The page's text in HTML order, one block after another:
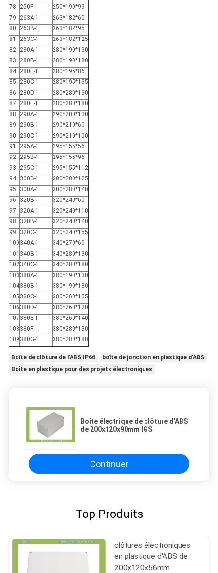
78
250F-1
250*190*99
79
263A-1
263*182*60
80
263B-1
263*182*95
81
263C-1
263*182*125
82
280A-1
280*190*130
83
280B-1
280*190*180
84
280E-1
280*195*86
85
280C-1
280*195*135
86
280D-1
280*280*130
87
280E-1
280*280*180
88
290A-1
290*200*130
89
290B-1
290*210*60
90
290C-1
290*210*100
91
295A-1
295*155*56
92
295B-1
295*155*96
93
295C-1
295*155*112
94
300B-1
300*200*125
95
300A-1
300*280*140
96
320B-1
320*240*60
97
320A-1
320*240*110
98
320B-1
320*240*140
99
320C-1
320*240*155
100 340A-1
340*270*60
101 340B-1
340*280*130
102 340C-1
340*280*180
103 380A-1
380*190*130
104380B-1
380*190*180
105 380C-1
380*260*105
106 380D-1
380*260*120
107 380E-1
380*260*140
108 380F-1
380*280*130
109 380G-1 380*280*180
Boîte de clôture de l'ABS IP66
boîte de jonction en plastique d'ABS
Boîte en plastique pour des projets électroniques
Boîte électrique de clôture d'ABS
de 200x120x90mm IGS
Continuer
Top Produits
clôtures électroniques
en plastique d'ABS de
200x120x56mm